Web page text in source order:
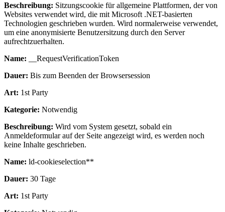
Beschreibung: Sitzungscookie für allgemeine Plattformen, der von
Websites verwendet wird, die mit Microsoft .NET-basierten
Technologien geschrieben wurden. Wird normalerweise verwendet,
um eine anonymisierte Benutzersitzung durch den Server
aufrechtzuerhalten.
Name: __RequestVerificationToken
Dauer: Bis zum Beenden der Browsersession
Art: 1st Party
Kategorie: Notwendig
Beschreibung: Wird vom System gesetzt, sobald ein
Anmeldeformular auf der Seite angezeigt wird, es werden noch
keine Inhalte geschrieben.
Name: ld-cookieselection**
Dauer: 30 Tage
Art: 1st Party